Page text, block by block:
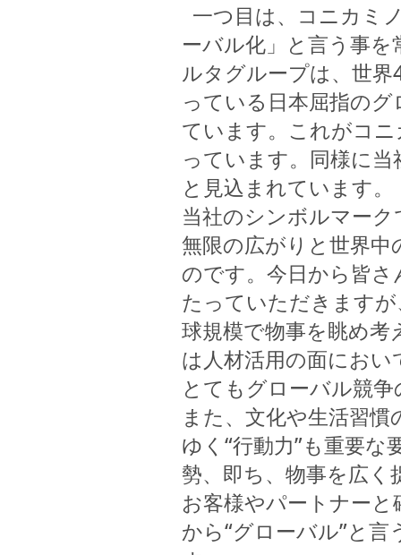
一つ目は、コニカミ
ーバル化」と言う事
ルタグループは、世
っている日本屈指の
ています。これがコ
っています。同様に
と見込まれています。
当社のシンボルマー
無限の広がりと世界
のです。今日から皆
たっていただきます
球規模で物事を眺め考
は人材活用の面にお
とてもグローバル競
また、文化や生活習
ゆく“行動力”も重要な
勢、即ち、物事を広
お客様やパートナー
から“グローバル”と